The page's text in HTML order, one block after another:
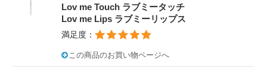
Lov me Touch ラブミータッチ
Lov me Lips ラブミーリップス
満足度：
この商品のお買い物ページへ